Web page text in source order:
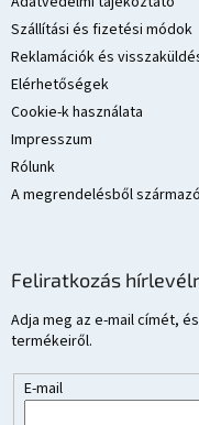
Szállítási és fizetési módok
Reklamációk és
Elérhetőségek
Cookie-k használata
Impresszum
Rólunk
A megrendelésből
Feliratkozás
Adja meg az e-mail címét,
termékeiről.
E-mail